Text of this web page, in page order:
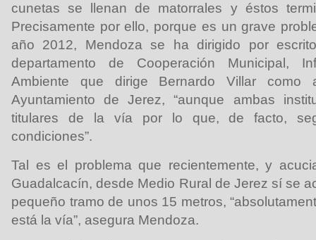
cunetas se llenan de matorrales y éstos
Precisamente por ello, porque es un grave
año 2012, Mendoza se ha dirigido por
departamento de Cooperación Municipal,
Ambiente que dirige Bernardo Villar como
Ayuntamiento de Jerez, “aunque ambas
titulares de la vía por lo que, de facto,
condiciones”.
Tal es el problema que recientemente, y
Guadalcacín, desde Medio Rural de Jerez sí se
pequeño tramo de unos 15 metros,
está la vía”, asegura Mendoza.